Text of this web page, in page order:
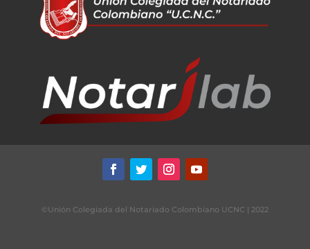
©Unión Colegiada del Notariado Colombiano UCNC | 2022